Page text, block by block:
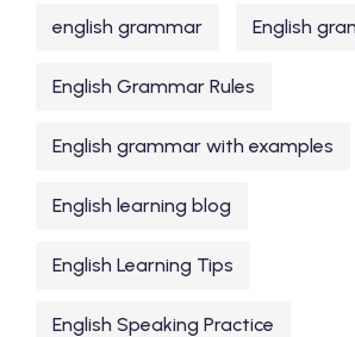
english grammar English
English Grammar Rules
English grammar with examples
English learning blog
English Learning Tips
English Speaking Practice